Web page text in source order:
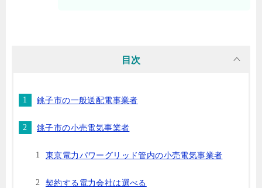
目次
銚子市の一般送配電事業者
銚子市の小売電気事業者
東京電力パワーグリッド管内の小売電気事業者
契約する電力会社は選べる